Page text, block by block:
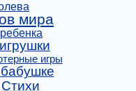
мира
игры
Стихи